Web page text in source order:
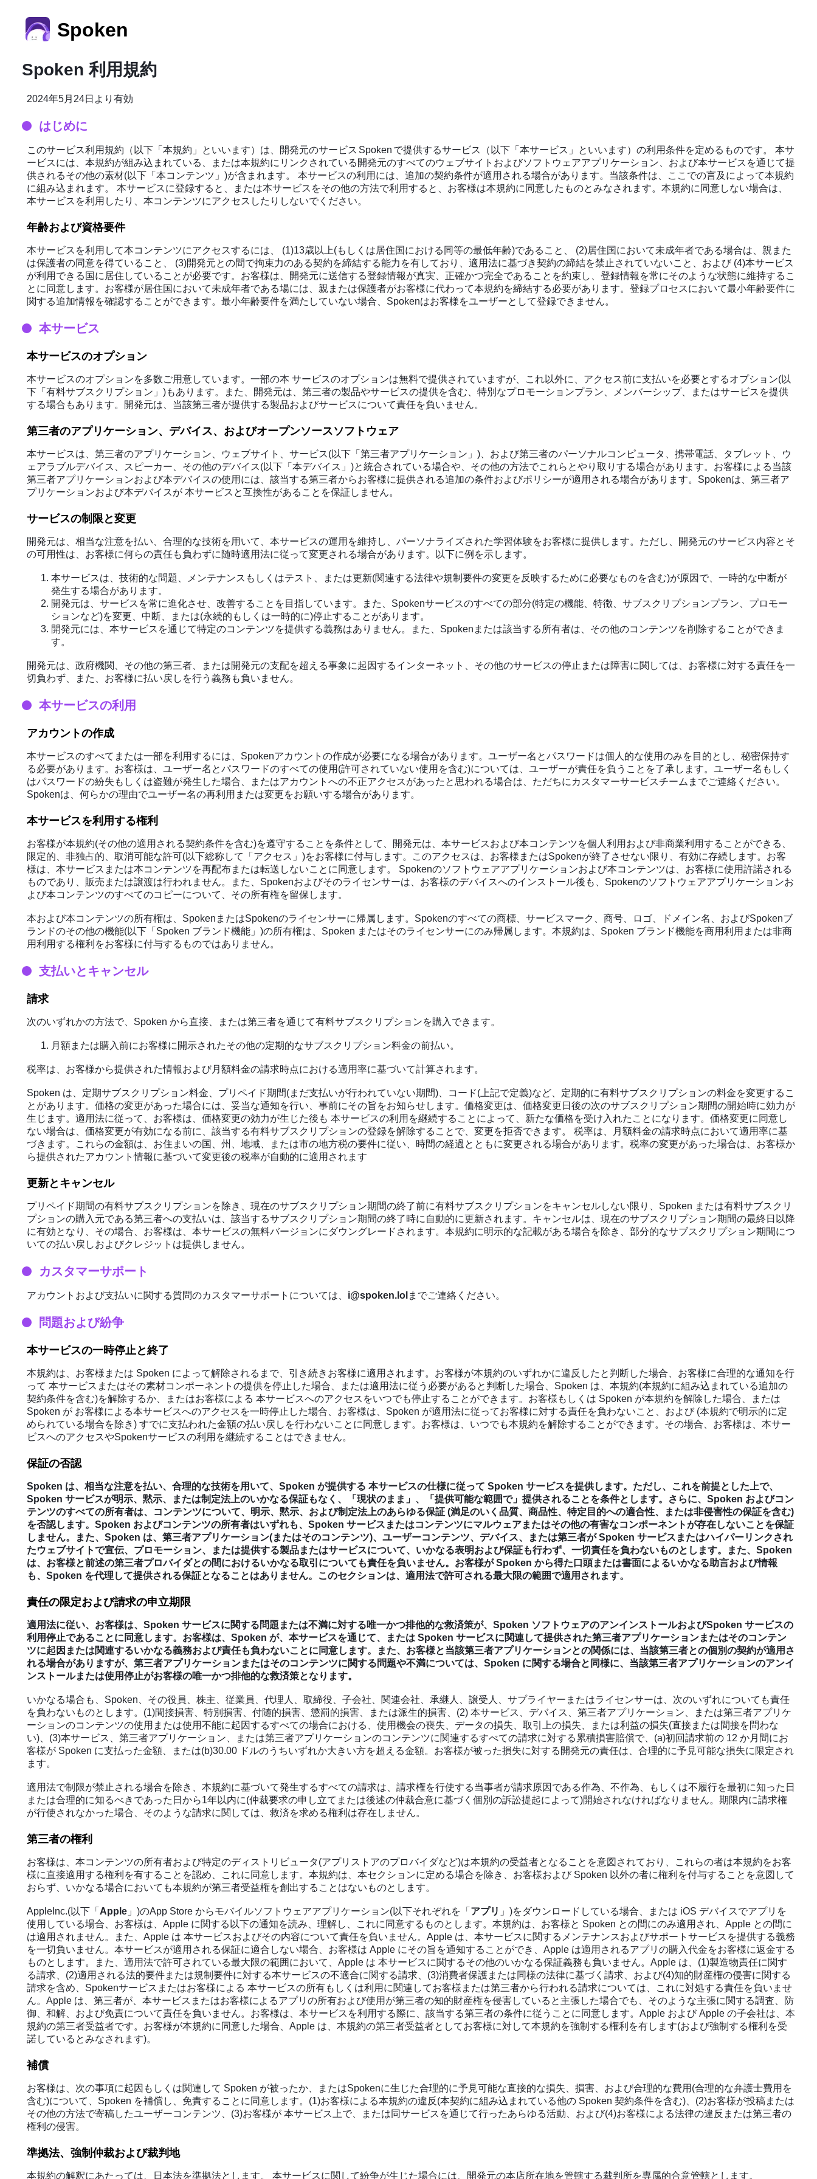
Spoken
Spoken 利用規約
2024年5月24日より有効
はじめに
このサービス利用規約（以下「本規約」といいます）は、開発元のサービス Spoken で提供するサービス（以下「本サービス」といいます）の利用条件を定めるものです。 本サ
ービスには、本規約が組み込まれている、または本規約にリンクされている開発元のすべてのウェブサイトおよびソフトウェアアプリケーション、および本サービスを通じて提
供されるその他の素材(以下「本コンテンツ」)が含まれます。 本サービスの利用には、追加の契約条件が適用される場合があります。当該条件は、ここでの言及によって本規約
に組み込まれます。 本サービスに登録すると、または本サービスをその他の方法で利用すると、お客様は本規約に同意したものとみなされます。本規約に同意しない場合は、
本サービスを利用したり、本コンテンツにアクセスしたりしないでください。
年齢および資格要件
本サービスを利用して本コンテンツにアクセスするには、 (1)13歳以上(もしくは居住国における同等の最低年齢)であること、 (2)居住国において未成年者である場合は、親また
は保護者の同意を得ていること、 (3)開発元との間で拘束力のある契約を締結する能力を有しており、適用法に基づき契約の締結を禁止されていないこと、および (4)本サービス
が利用できる国に居住していることが必要です。お客様は、開発元に送信する登録情報が真実、正確かつ完全であることを約束し、登録情報を常にそのような状態に維持するこ
とに同意します。お客様が居住国において未成年者である場には、親または保護者がお客様に代わって本規約を締結する必要があります。登録プロセスにおいて最小年齢要件に
関する追加情報を確認することができます。最小年齢要件を満たしていない場合、Spokenはお客様をユーザーとして登録できません。
本サービス
本サービスのオプション
本サービスのオプションを多数ご用意しています。一部の本 サービスのオプションは無料で提供されていますが、これ以外に、アクセス前に支払いを必要とするオプション(以
下「有料サブスクリプション」)もあります。また、開発元は、第三者の製品やサービスの提供を含む、特別なプロモーションプラン、メンバーシップ、またはサービスを提供
する場合もあります。開発元は、当該第三者が提供する製品およびサービスについて責任を負いません。
第三者のアプリケーション、デバイス、およびオープンソースソフトウェア
本サービスは、第三者のアプリケーション、ウェブサイト、サービス(以下「第三者アプリケーション」)、および第三者のパーソナルコンピュータ、携帯電話、タブレット、ウ
ェアラブルデバイス、スピーカー、その他のデバイス(以下「本デバイス」)と統合されている場合や、その他の方法でこれらとやり取りする場合があります。お客様による当該
第三者アプリケーションおよび本デバイスの使用には、該当する第三者からお客様に提供される追加の条件およびポリシーが適用される場合があります。Spokenは、第三者ア
プリケーションおよび本デバイスが 本サービスと互換性があることを保証しません。
サービスの制限と変更
開発元は、相当な注意を払い、合理的な技術を用いて、本サービスの運用を維持し、パーソナライズされた学習体験をお客様に提供します。ただし、開発元のサービス内容とそ
の可用性は、お客様に何らの責任も負わずに随時適用法に従って変更される場合があります。以下に例を示します。
本サービスは、技術的な問題、メンテナンスもしくはテスト、または更新(関連する法律や規制要件の変更を反映するために必要なものを含む)が原因で、一時的な中断が
発生する場合があります。
開発元は、サービスを常に進化させ、改善することを目指しています。また、Spokenサービスのすべての部分(特定の機能、特徴、サブスクリプションプラン、プロモー
ションなど)を変更、中断、または(永続的もしくは一時的に)停止することがあります。
開発元には、本サービスを通じて特定のコンテンツを提供する義務はありません。また、Spokenまたは該当する所有者は、その他のコンテンツを削除することができま
す。
開発元は、政府機関、その他の第三者、または開発元の支配を超える事象に起因するインターネット、その他のサービスの停止または障害に関しては、お客様に対する責任を一
切負わず、また、お客様に払い戻しを行う義務も負いません。
本サービスの利用
アカウントの作成
本サービスのすべてまたは一部を利用するには、Spokenアカウントの作成が必要になる場合があります。ユーザー名とパスワードは個人的な使用のみを目的とし、秘密保持す
る必要があります。お客様は、ユーザー名とパスワードのすべての使用(許可されていない使用を含む)については、ユーザーが責任を負うことを了承します。ユーザー名もしく
はパスワードの紛失もしくは盗難が発生した場合、またはアカウントへの不正アクセスがあったと思われる場合は、ただちにカスタマーサービスチームまでご連絡ください。
Spokenは、何らかの理由でユーザー名の再利用または変更をお願いする場合があります。
本サービスを利用する権利
お客様が本規約(その他の適用される契約条件を含む)を遵守することを条件として、開発元は、本サービスおよび本コンテンツを個人利用および非商業利用することができる、
限定的、非独占的、取消可能な許可(以下総称して「アクセス」)をお客様に付与します。このアクセスは、お客様またはSpokenが終了させない限り、有効に存続します。お客
様は、本サービスまたは本コンテンツを再配布または転送しないことに同意します。 Spokenのソフトウェアアプリケーションおよび本コンテンツは、お客様に使用許諾される
ものであり、販売または譲渡は行われません。また、Spokenおよびそのライセンサーは、お客様のデバイスへのインストール後も、Spokenのソフトウェアアプリケーションお
よび本コンテンツのすべてのコピーについて、その所有権を留保します。
本および本コンテンツの所有権は、SpokenまたはSpokenのライセンサーに帰属します。Spokenのすべての商標、サービスマーク、商号、ロゴ、ドメイン名、およびSpokenブ
ランドのその他の機能(以下「Spoken ブランド機能」)の所有権は、Spoken またはそのライセンサーにのみ帰属します。本規約は、Spoken ブランド機能を商用利用または非商
用利用する権利をお客様に付与するものではありません。
支払いとキャンセル
請求
次のいずれかの方法で、Spoken から直接、または第三者を通じて有料サブスクリプションを購入できます。
月額または購入前にお客様に開示されたその他の定期的なサブスクリプション料金の前払い。
税率は、お客様から提供された情報および月額料金の請求時点における適用率に基づいて計算されます。
Spoken は、定期サブスクリプション料金、プリペイド期間(まだ支払いが行われていない期間)、コード(上記で定義)など、定期的に有料サブスクリプションの料金を変更するこ
とがあります。価格の変更があった場合には、妥当な通知を行い、事前にその旨をお知らせします。価格変更は、価格変更日後の次のサブスクリプション期間の開始時に効力が
生じます。適用法に従って、お客様は、価格変更の効力が生じた後も 本サービスの利用を継続することによって、新たな価格を受け入れたことになります。価格変更に同意し
ない場合は、価格変更が有効になる前に、該当する有料サブスクリプションの登録を解除することで、変更を拒否できます。 税率は、月額料金の請求時点において適用率に基
づきます。これらの金額は、お住まいの国、州、地域、または市の地方税の要件に従い、時間の経過とともに変更される場合があります。税率の変更があった場合は、お客様か
ら提供されたアカウント情報に基づいて変更後の税率が自動的に適用されます
更新とキャンセル
プリペイド期間の有料サブスクリプションを除き、現在のサブスクリプション期間の終了前に有料サブスクリプションをキャンセルしない限り、Spoken または有料サブスクリ
プションの購入元である第三者への支払いは、該当するサブスクリプション期間の終了時に自動的に更新されます。 キャンセルは、現在のサブスクリプション期間の最終日以降
に有効となり、その場合、お客様は、本サービスの無料バージョンにダウングレードされます。本規約に明示的な記載がある場合を除き、部分的なサブスクリプション期間につ
いての払い戻しおよびクレジットは提供しません。
カスタマーサポート
アカウントおよび支払いに関する質問のカスタマーサポートについては、 i@spoken.lol までご連絡ください。
問題および紛争
本サービスの一時停止と終了
本規約は、お客様または Spoken によって解除されるまで、引き続きお客様に適用されます。お客様が本規約のいずれかに違反したと判断した場合、お客様に合理的な通知を行
って 本サービスまたはその素材コンポーネントの提供を停止した場合、または適用法に従う必要があると判断した場合、Spoken は、本規約(本規約に組み込まれている追加の
契約条件を含む)を解除するか、またはお客様による 本サービスへのアクセスをいつでも停止することができます。お客様もしくは Spoken が本規約を解除した場合、または
Spoken が お客様による本サービスへのアクセスを一時停止した場合、お客様は、Spoken が適用法に従ってお客様に対する責任を負わないこと、および (本規約で明示的に定
められている場合を除き) すでに支払われた金額の払い戻しを行わないことに同意します。お客様は、いつでも本規約を解除することができます。その場合、お客様は、本サー
ビスへのアクセスやSpokenサービスの利用を継続することはできません。
保証の否認
Spoken は、相当な注意を払い、合理的な技術を用いて、Spoken が提供する 本サービスの仕様に従って Spoken サービスを提供します。ただし、これを前提とした上で、
Spoken サービスが明示、黙示、または制定法上のいかなる保証もなく、「現状のまま」、「提供可能な範囲で」提供されることを条件とします。さらに、Spoken およびコン
テンツのすべての所有者は、コンテンツについて、明示、黙示、および制定法上のあらゆる保証 (満足のいく品質、商品性、特定目的への適合性、または非侵害性の保証を含む)
を否認します。Spoken およびコンテンツの所有者はいずれも、Spoken サービスまたはコンテンツにマルウェアまたはその他の有害なコンポーネントが存在しないことを保証
しません。また、Spoken は、第三者アプリケーション(またはそのコンテンツ)、ユーザーコンテンツ、デバイス、または第三者が Spoken サービスまたはハイパーリンクされ
たウェブサイトで宣伝、プロモーション、または提供する製品またはサービスについて、いかなる表明および保証も行わず、一切責任を負わないものとします。また、Spoken
は、お客様と前述の第三者プロバイダとの間におけるいかなる取引についても責任を負いません。お客様が Spoken から得た口頭または書面によるいかなる助言および情報
も、Spoken を代理して提供される保証となることはありません。
このセクションは、適用法で許可される最大限の範囲で適用されます。
責任の限定および請求の申立期限
適用法に従い、お客様は、Spoken サービスに関する問題または不満に対する唯一かつ排他的な救済策が、Spoken ソフトウェアのアンインストールおよびSpoken サービスの
利用停止であることに同意します。お客様は、Spoken が、本サービスを通じて、または Spoken サービスに関連して提供された第三者アプリケーションまたはそのコンテン
ツに起因または関連するいかなる義務および責任も負わないことに同意します。また、お客様と当該第三者アプリケーションとの関係には、当該第三者との個別の契約が適用さ
れる場合がありますが、第三者アプリケーションまたはそのコンテンツに関する問題や不満については、Spoken に関する場合と同様に、当該第三者アプリケーションのアンイ
ンストールまたは使用停止がお客様の唯一かつ排他的な救済策となります。
いかなる場合も、Spoken、その役員、株主、従業員、代理人、取締役、子会社、関連会社、承継人、譲受人、サプライヤーまたはライセンサーは、次のいずれについても責任
を負わないものとします。(1)間接損害、特別損害、付随的損害、懲罰的損害、または派生的損害、(2) 本サービス、デバイス、第三者アプリケーション、または第三者アプリケ
ーションのコンテンツの使用または使用不能に起因するすべての場合における、使用機会の喪失、データの損失、取引上の損失、または利益の損失(直接または間接を問わな
い)、(3)本サービス、第三者アプリケーション、または第三者アプリケーションのコンテンツに関連するすべての請求に対する累積損害賠償で、(a)初回請求前の 12 か月間にお
客様が Spoken に支払った金額、または(b)30.00 ドルのうちいずれか大きい方を超える金額。お客様が被った損失に対する開発元の責任は、合理的に予見可能な損失に限定され
ます。
適用法で制限が禁止される場合を除き、本規約に基づいて発生するすべての請求は、請求権を行使する当事者が請求原因である作為、不作為、もしくは不履行を最初に知った日
または合理的に知るべきであった日から1年以内に(仲裁要求の申し立てまたは後述の仲裁合意に基づく個別の訴訟提起によって)開始されなければなりません。期限内に請求権
が行使されなかった場合、そのような請求に関しては、救済を求める権利は存在しません。
第三者の権利
お客様は、本コンテンツの所有者および特定のディストリビュータ(アプリストアのプロバイダなど)は本規約の受益者となることを意図されており、これらの者は本規約をお客
様に直接適用する権利を有することを認め、これに同意します。本規約は、本セクションに定める場合を除き、お客様および Spoken 以外の者に権利を付与することを意図して
おらず、いかなる場合においても本規約が第三者受益権を創出することはないものとします。
AppleInc.(以下「 Apple 」)のApp Store からモバイルソフトウェアアプリケーション(以下それぞれを「 アプリ 」)をダウンロードしている場合、または iOS デバイスでアプリを
使用している場合、お客様は、Apple に関する以下の通知を読み、理解し、これに同意するものとします。本規約は、お客様と Spoken との間にのみ適用され、Apple との間に
は適用されません。また、Apple は 本サービスおよびその内容について責任を負いません。Apple は、本サービスに関するメンテナンスおよびサポートサービスを提供する義務
を一切負いません。本サービスが適用される保証に適合しない場合、お客様は Apple にその旨を通知することができ、Apple は適用されるアプリの購入代金をお客様に返金する
ものとします。また、適用法で許可されている最大限の範囲において、Apple は 本サービスに関するその他のいかなる保証義務も負いません。Apple は、(1)製造物責任に関す
る請求、(2)適用される法的要件または規制要件に対する本サービスの不適合に関する請求、(3)消費者保護または同様の法律に基づく請求、および(4)知的財産権の侵害に関する
請求を含め、Spokenサービスまたはお客様による 本サービスの所有もしくは利用に関連してお客様または第三者から行われる請求については、これに対処する責任を負いませ
ん。Apple は、第三者が、本サービスまたはお客様によるアプリの所有および使用が第三者の知的財産権を侵害していると主張した場合でも、そのような主張に関する調査、防
御、和解、および免責について責任を負いません。お客様は、本サービスを利用する際に、該当する第三者の条件に従うことに同意します。Apple および Apple の子会社は、本
規約の第三者受益者です。お客様が本規約に同意した場合、Apple は、本規約の第三者受益者としてお客様に対して本規約を強制する権利を有します(および強制する権利を受
諾しているとみなされます)。
補償
お客様は、次の事項に起因もしくは関連して Spoken が被ったか、またはSpokenに生じた合理的に予見可能な直接的な損失、損害、および合理的な費用(合理的な弁護士費用を
含む)について、Spoken を補償し、免責することに同意します。(1)お客様による本規約の違反(本契約に組み込まれている他の Spoken 契約条件を含む)、(2)お客様が投稿または
その他の方法で寄稿したユーザーコンテンツ、(3)お客様が 本サービス上で、または同サービスを通じて行ったあらゆる活動、および(4)お客様による法律の違反または第三者の
権利の侵害。
準拠法、強制仲裁および裁判地
本規約の解釈にあたっては、日本法を準拠法とします。 本サービスに関して紛争が生じた場合には、開発元の本店所在地を管轄する裁判所を専属的合意管轄とします。